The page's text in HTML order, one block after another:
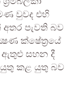
වුවද එහි
අතර පැවති බව
ක්ෂේත්‍රයේ
ඇතුළු සහන දී
කළ යුතු බව